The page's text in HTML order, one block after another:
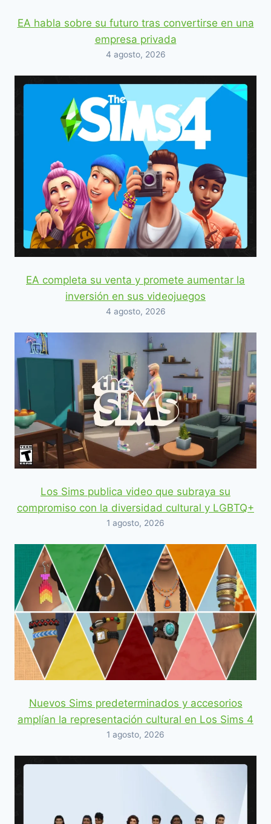
EA habla sobre su futuro tras convertirse en una
empresa privada
4 agosto, 2026
EA completa su venta y promete aumentar la
inversión en sus videojuegos
4 agosto, 2026
Los Sims publica video que subraya su
compromiso con la diversidad cultural y LGBTQ+
1 agosto, 2026
Nuevos Sims predeterminados y accesorios
amplían la representación cultural en Los Sims 4
1 agosto, 2026